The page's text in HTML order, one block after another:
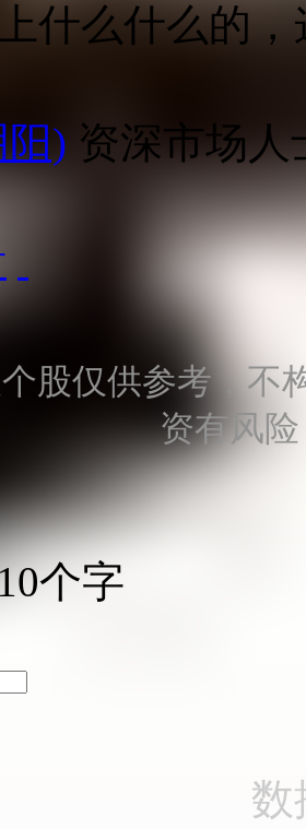
什么什么的
阳) 资深市场人
股仅供参考，不
资有风
个字
数